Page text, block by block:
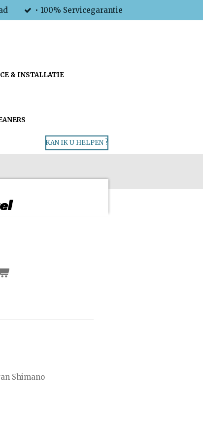
• 100% Servicegarantie
& INSTALLATIE
KAN IK U HELPEN ?
Shimano-